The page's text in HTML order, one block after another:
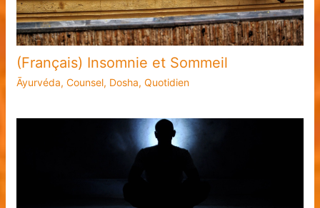
(Français) Insomnie et Sommeil
Āyurvéda, Counsel, Dosha, Quotidien